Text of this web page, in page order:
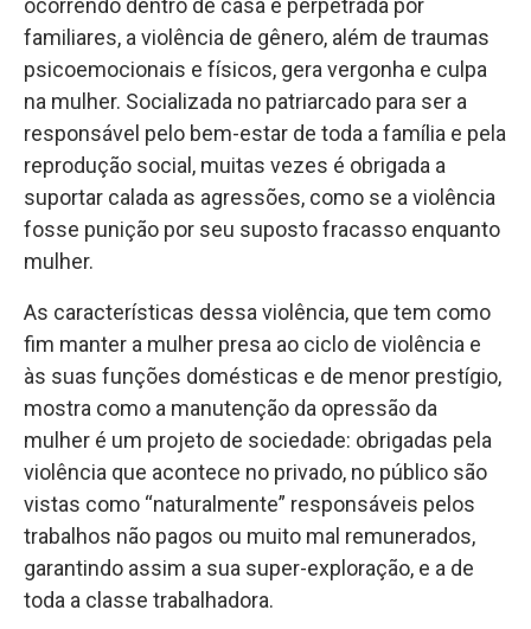
ocorrendo dentro de casa e perpetrada por
familiares, a violência de gênero, além de traumas
psicoemocionais e físicos, gera vergonha e culpa
na mulher. Socializada no patriarcado para ser a
responsável pelo bem-estar de toda a família e pela
reprodução social, muitas vezes é obrigada a
suportar calada as agressões, como se a violência
fosse punição por seu suposto fracasso enquanto
mulher.
As características dessa violência, que tem como
fim manter a mulher presa ao ciclo de violência e
às suas funções domésticas e de menor prestígio,
mostra como a manutenção da opressão da
mulher é um projeto de sociedade: obrigadas pela
violência que acontece no privado, no público são
vistas como “naturalmente” responsáveis pelos
trabalhos não pagos ou muito mal remunerados,
garantindo assim a sua super-exploração, e a de
toda a classe trabalhadora.